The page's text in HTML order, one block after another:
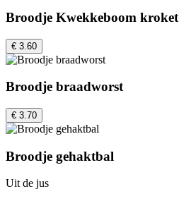
Broodje Kwekkeboom kroket
€ 3.60
Broodje braadworst
€ 3.70
Broodje gehaktbal
Uit de jus